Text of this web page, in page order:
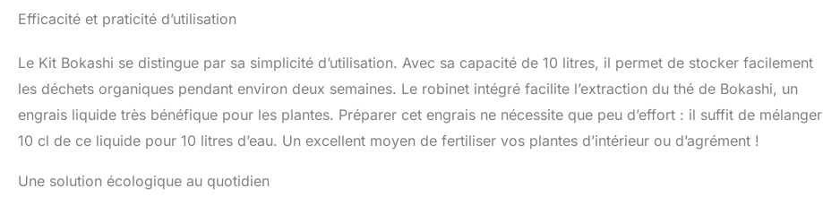
Efficacité et praticité d’utilisation
Le Kit Bokashi se distingue par sa simplicité d’utilisation. Avec sa capacité de 10 litres, il permet de stocker facilement
les déchets organiques pendant environ deux semaines. Le robinet intégré facilite l’extraction du thé de Bokashi, un
engrais liquide très bénéfique pour les plantes. Préparer cet engrais ne nécessite que peu d’effort : il suffit de mélanger
10 cl de ce liquide pour 10 litres d’eau. Un excellent moyen de fertiliser vos plantes d’intérieur ou d’agrément !
Une solution écologique au quotidien